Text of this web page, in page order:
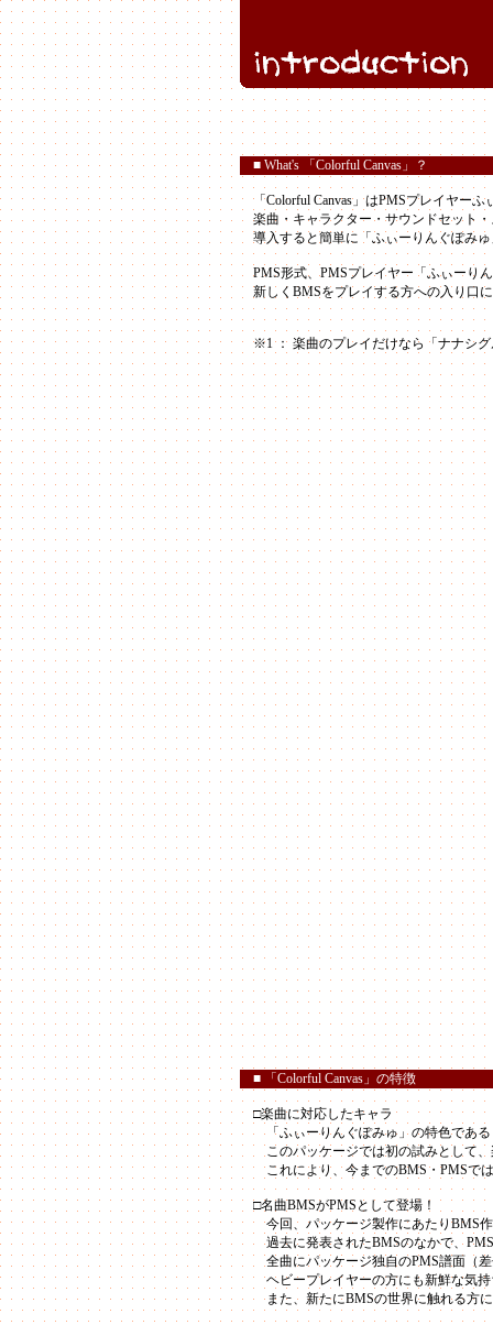
■ What's 「Colorful Canvas」？
「Colorful Canvas」はPMSプレイヤー
楽曲・キャラクター・サウンドセット・
導入すると簡単に「ふぃーりんぐぽみ
PMS形式、PMSプレイヤー「ふぃーり
新しくBMSをプレイする方への入り口
※1 ： 楽曲のプレイだけなら「ナナシグ
■ 「Colorful Canvas」の特徴
□楽曲に対応したキャラ
「ふぃーりんぐぽみゅ」の特色である
このパッケージでは初の試みとして、
これにより、今までのBMS・PMSでは
□名曲BMSがPMSとして登場！
今回、パッケージ製作にあたりBMS作
過去に発表されたBMSのなかで、PMS
全曲にパッケージ独自のPMS譜面（差
ヘビープレイヤーの方にも新鮮な気持
また、新たにBMSの世界に触れる方に